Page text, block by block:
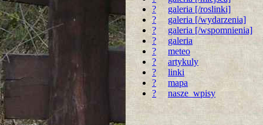
?
galeria [/roslinki]
?
galeria [/wydarzenia]
?
galeria [/wspomnienia]
?
galeria
?
meteo
?
artykuly
?
linki
?
mapa
?
nasze_wpisy